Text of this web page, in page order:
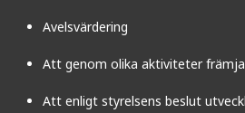
Avelsvärdering
Att genom olika aktiviteter
Att enligt styrelsens beslut